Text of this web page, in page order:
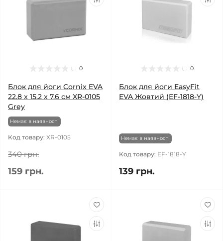
0
Блок для йоги Cornix EVA
22.8 x 15.2 x 7.6 см XR-0105
Grey
Немає в наявності
Код товару: XR-0105
340 грн.
159 грн.
0
Блок для йоги EasyFit
EVA Жовтий (EF-1818-Y)
Немає в наявності
Код товару: EF-1818-Y
139 грн.